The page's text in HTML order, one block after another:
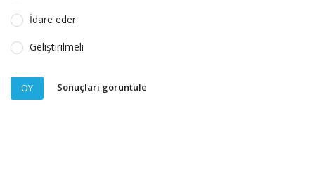
İdare eder
Geliştirilmeli
OY Sonuçları görüntüle